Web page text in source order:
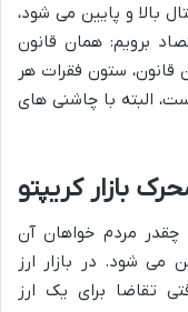
بالا و پایین می شود،
برویم: همان قانون
ستون فقرات هر
البته با چاشنی های
بازار کریپتو
مردم خواهان آن
شود. در بازار ارز
تقاضا برای یک ارز